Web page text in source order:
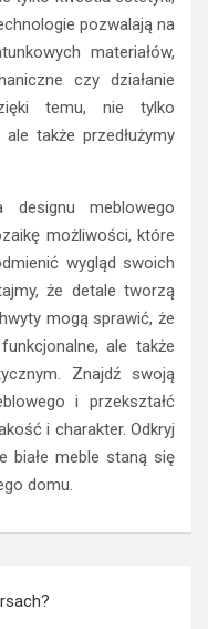
pozwalają na
materiałów,
czy działanie
temu, nie tylko
także przedłużymy
designu meblowego
możliwości, które
wygląd swoich
że detale tworzą
mogą sprawić, że
ale także
Znajdź swoją
i przekształć
i charakter. Odkryj
białe meble staną się
domu.